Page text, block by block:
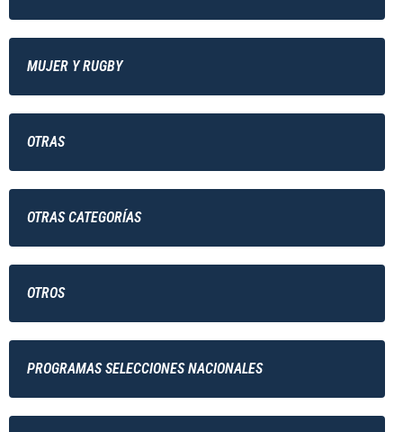
MUJER Y RUGBY
OTRAS
OTRAS CATEGORÍAS
OTROS
PROGRAMAS SELECCIONES NACIONALES